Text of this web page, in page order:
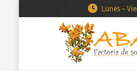
Lunes –